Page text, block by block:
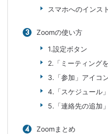
スマホへのインス
Zoomの使い方
1.設定ボタン
2.「ミーティング
3.「参加」アイコ
4.「スケジュール
5.「連絡先の追加」
Zoomまとめ